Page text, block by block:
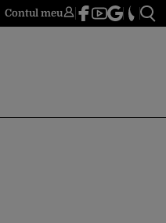
Contul meu